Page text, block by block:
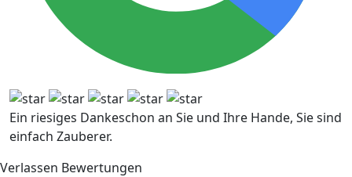
Ein riesiges Dankeschon an Sie und Ihre Hande, Sie sind
einfach Zauberer.
Verlassen Bewertungen